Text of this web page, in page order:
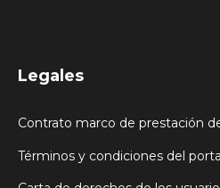
Legales
Contrato marco de prestación
Términos y condiciones del